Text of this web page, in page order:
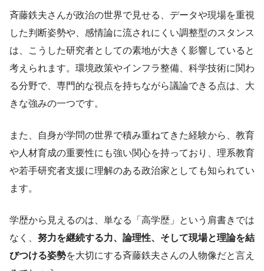
斉藤鉄夫さんが政治の世界で見せる、データや現場を重視
した判断姿勢や、感情論に流されにくい調整型のスタンス
は、こうした研究者としての素地が大きく影響していると
考えられます。環境政策やインフラ整備、科学技術に関わ
る分野で、専門的な視点を持ちながら議論できる点は、大
きな強みの一つです。
また、自身が学問の世界で積み重ねてきた経験から、教育
や人材育成の重要性にも強い関心を持っており、理系教育
や若手研究者支援に理解のある政治家としても知られてい
ます。
学歴から見えるのは、単なる「高学歴」という肩書きでは
なく、努力を継続する力、論理性、そして現場と理論を結
びつける姿勢を大切にする斉藤鉄夫さんの人物像だと言え